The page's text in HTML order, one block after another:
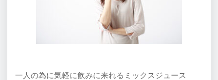
一人の為に気軽に飲みに来れるミックスジュース